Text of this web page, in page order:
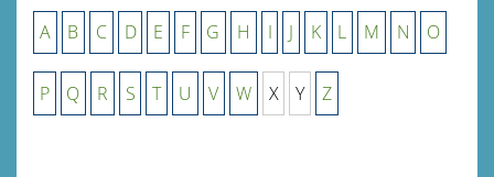
A B C D E F G H I J K L M N O
P Q R S T U V W X Y Z